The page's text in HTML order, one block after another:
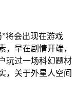
将会出现在游戏
，早在剧情开端，
玩过一场科幻题材
，关于外星人空间